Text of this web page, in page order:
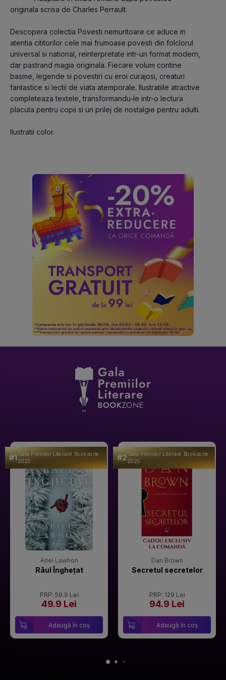
originala scrisa de Charles Perrault.
Descopera colectia Povesti nemuritoare ce aduce in
atentia cititorilor cele mai frumoase povesti din folclorul
universal si national, reinterpretate intr-un format modern,
dar pastrand magia originala. Fiecare volum contine
basme, legende si povestiri cu eroi curajosi, creaturi
fantastice si lectii de viata atemporale. Ilustratiile atractive
completeaza textele, transformandu-le intr-o lectura
placuta pentru copii si un prilej de nostalgie pentru adulti.
Ilustratii color.
#1Gala Premilor Literare Bookzone
2025
Ariel Lawhon
Râul Înghețat
PRP: 59.9 Lei
49.9 Lei
Adaugă în coș
#2Gala Premilor Literare Bookzone
2025
Dan Brown
Secretul secretelor
PRP: 129 Lei
94.9 Lei
Adaugă în coș